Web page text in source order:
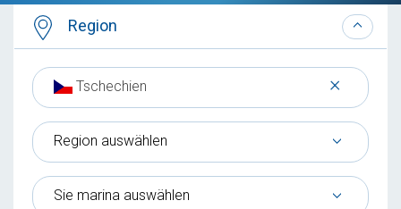
Region
×
Tschechien
Region auswählen
Sie marina auswählen